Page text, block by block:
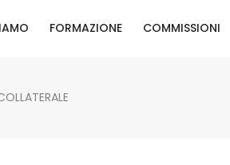
FORMAZIONE COMMISSIONI